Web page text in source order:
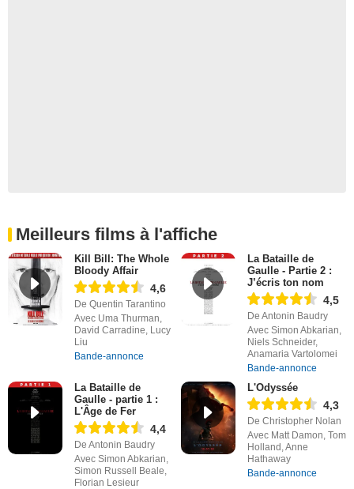
Meilleurs films à l'affiche
Kill Bill: The Whole
Bloody Affair
4,6
De Quentin Tarantino
Avec Uma Thurman,
David Carradine, Lucy
Liu
Bande-annonce
La Bataille de
Gaulle - Partie 2 :
J’écris ton nom
4,5
De Antonin Baudry
Avec Simon Abkarian,
Niels Schneider,
Anamaria Vartolomei
Bande-annonce
La Bataille de
Gaulle - partie 1 :
L'Âge de Fer
4,4
De Antonin Baudry
Avec Simon Abkarian,
Simon Russell Beale,
Florian Lesieur
L'Odyssée
4,3
De Christopher Nolan
Avec Matt Damon, Tom
Holland, Anne
Hathaway
Bande-annonce